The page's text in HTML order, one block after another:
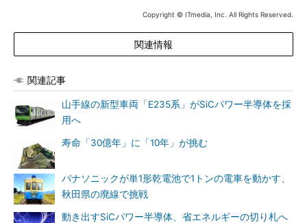
Copyright © ITmedia, Inc. All Rights Reserved.
関連情報
関連記事
山手線の新型車両「E235系」がSiCパワー半導体を採
用へ
寿命「30億年」に「10年」が挑む
パナソニックが単1形乾電池で1トンの電車を動かす、
秋田県の廃線で挑戦
動き出すSiCパワー半導体、省エネルギーの切り札へ